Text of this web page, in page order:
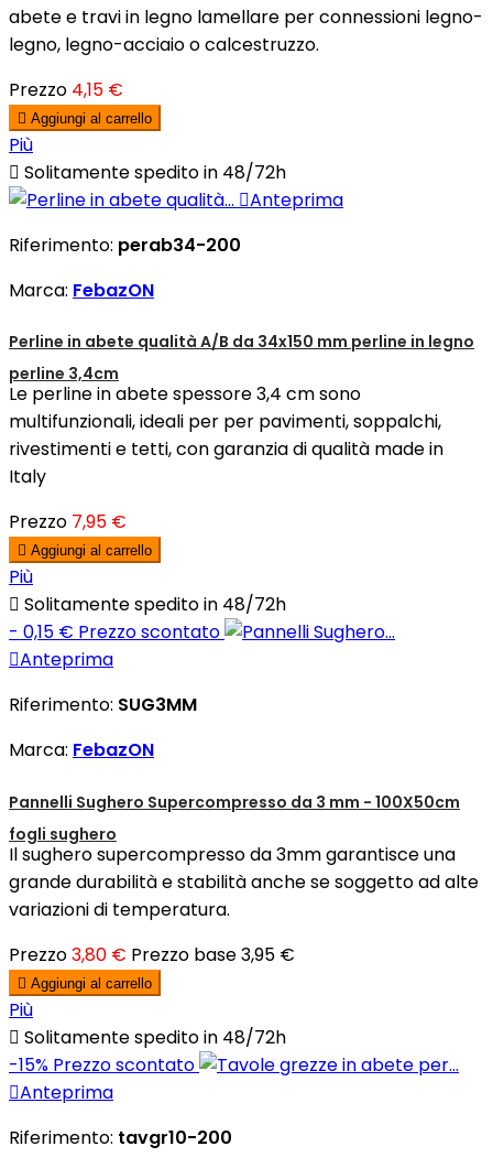
abete e travi in legno lamellare per connessioni legno-
legno, legno-acciaio o calcestruzzo.
Prezzo 4,15 €
 Aggiungi al carrello
Più
 Solitamente spedito in 48/72h
Anteprima
Riferimento: perab34-200
Marca: FebazON
Perline in abete qualità A/B da 34x150 mm perline in legno
perline 3,4cm
Le perline in abete spessore 3,4 cm sono
multifunzionali, ideali per per pavimenti, soppalchi,
rivestimenti e tetti, con garanzia di qualità made in
Italy
Prezzo 7,95 €
 Aggiungi al carrello
Più
 Solitamente spedito in 48/72h
- 0,15 € Prezzo scontato
Anteprima
Riferimento: SUG3MM
Marca: FebazON
Pannelli Sughero Supercompresso da 3 mm - 100X50cm
fogli sughero
Il sughero supercompresso da 3mm garantisce una
grande durabilità e stabilità anche se soggetto ad alte
variazioni di temperatura.
Prezzo3,80 € Prezzo base3,95 €
 Aggiungi al carrello
Più
 Solitamente spedito in 48/72h
-15% Prezzo scontato
Anteprima
Riferimento: tavgr10-200